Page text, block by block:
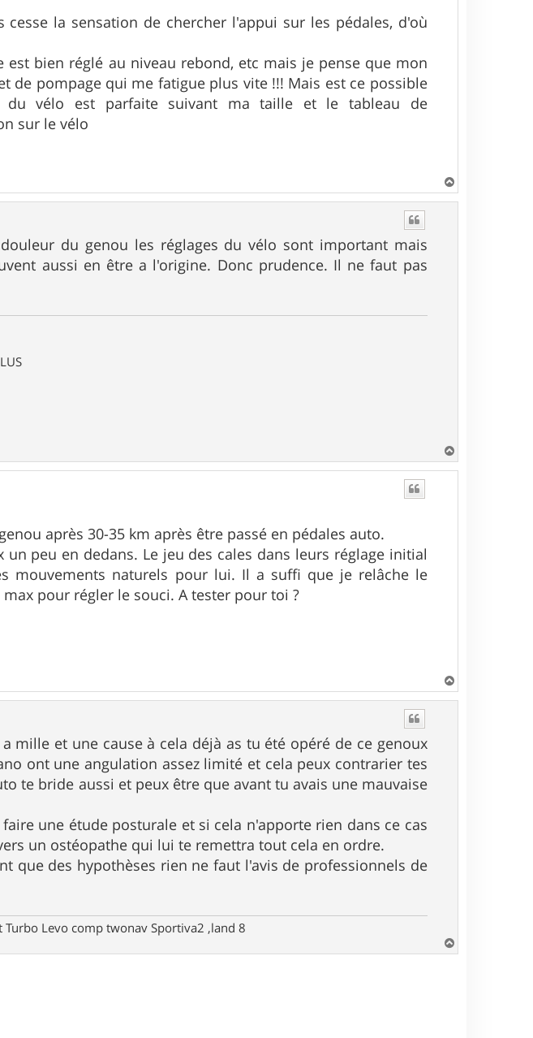
cesse la sensation de chercher l'appui sur les pédales, d'où
bien réglé au niveau rebond, etc mais je pense que mon
de pompage qui me fatigue plus vite !!! Mais est ce possible
du vélo est parfaite suivant ma taille et le tableau de
sur le vélo
a
du genou les réglages du vélo sont important mais
aussi en être a l'origine. Donc prudence. Il ne faut pas
a
après 30-35 km après être passé en pédales auto.
un peu en dedans. Le jeu des cales dans leurs réglage initial
mouvements naturels pour lui. Il a suffi que je relâche le
pour régler le souci. A tester pour toi ?
a
mille et une cause à cela déjà as tu été opéré de ce genoux
ont une angulation assez limité et cela peux contrarier tes
te bride aussi et peux être que avant tu avais une mauvaise
une étude posturale et si cela n'apporte rien dans ce cas
un ostéopathe qui lui te remettra tout cela en ordre.
que des hypothèses rien ne faut l'avis de professionnels de
Levo comp twonav Sportiva2 ,land 8
a